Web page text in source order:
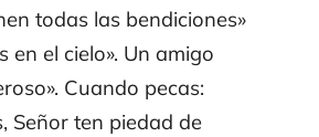
todas las bendiciones»
en el cielo». Un amigo
Cuando pecas:
Señor ten piedad de